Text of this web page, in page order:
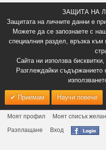
ЗАЩИТА НА
Защитата на личните данни е
Можете да се запознаете с
специалния раздел, връзка
Сайта ни използва
Разглеждайки съдържанието
Приемам Научи повече
Моят профил Моят списък
Разплащане
Вход